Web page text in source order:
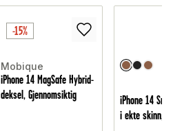
-15%
Mobique
iPhone 14 MagSafe Hybrid-
deksel, Gjennomsiktig
iPhone 14
i ekte skinn,